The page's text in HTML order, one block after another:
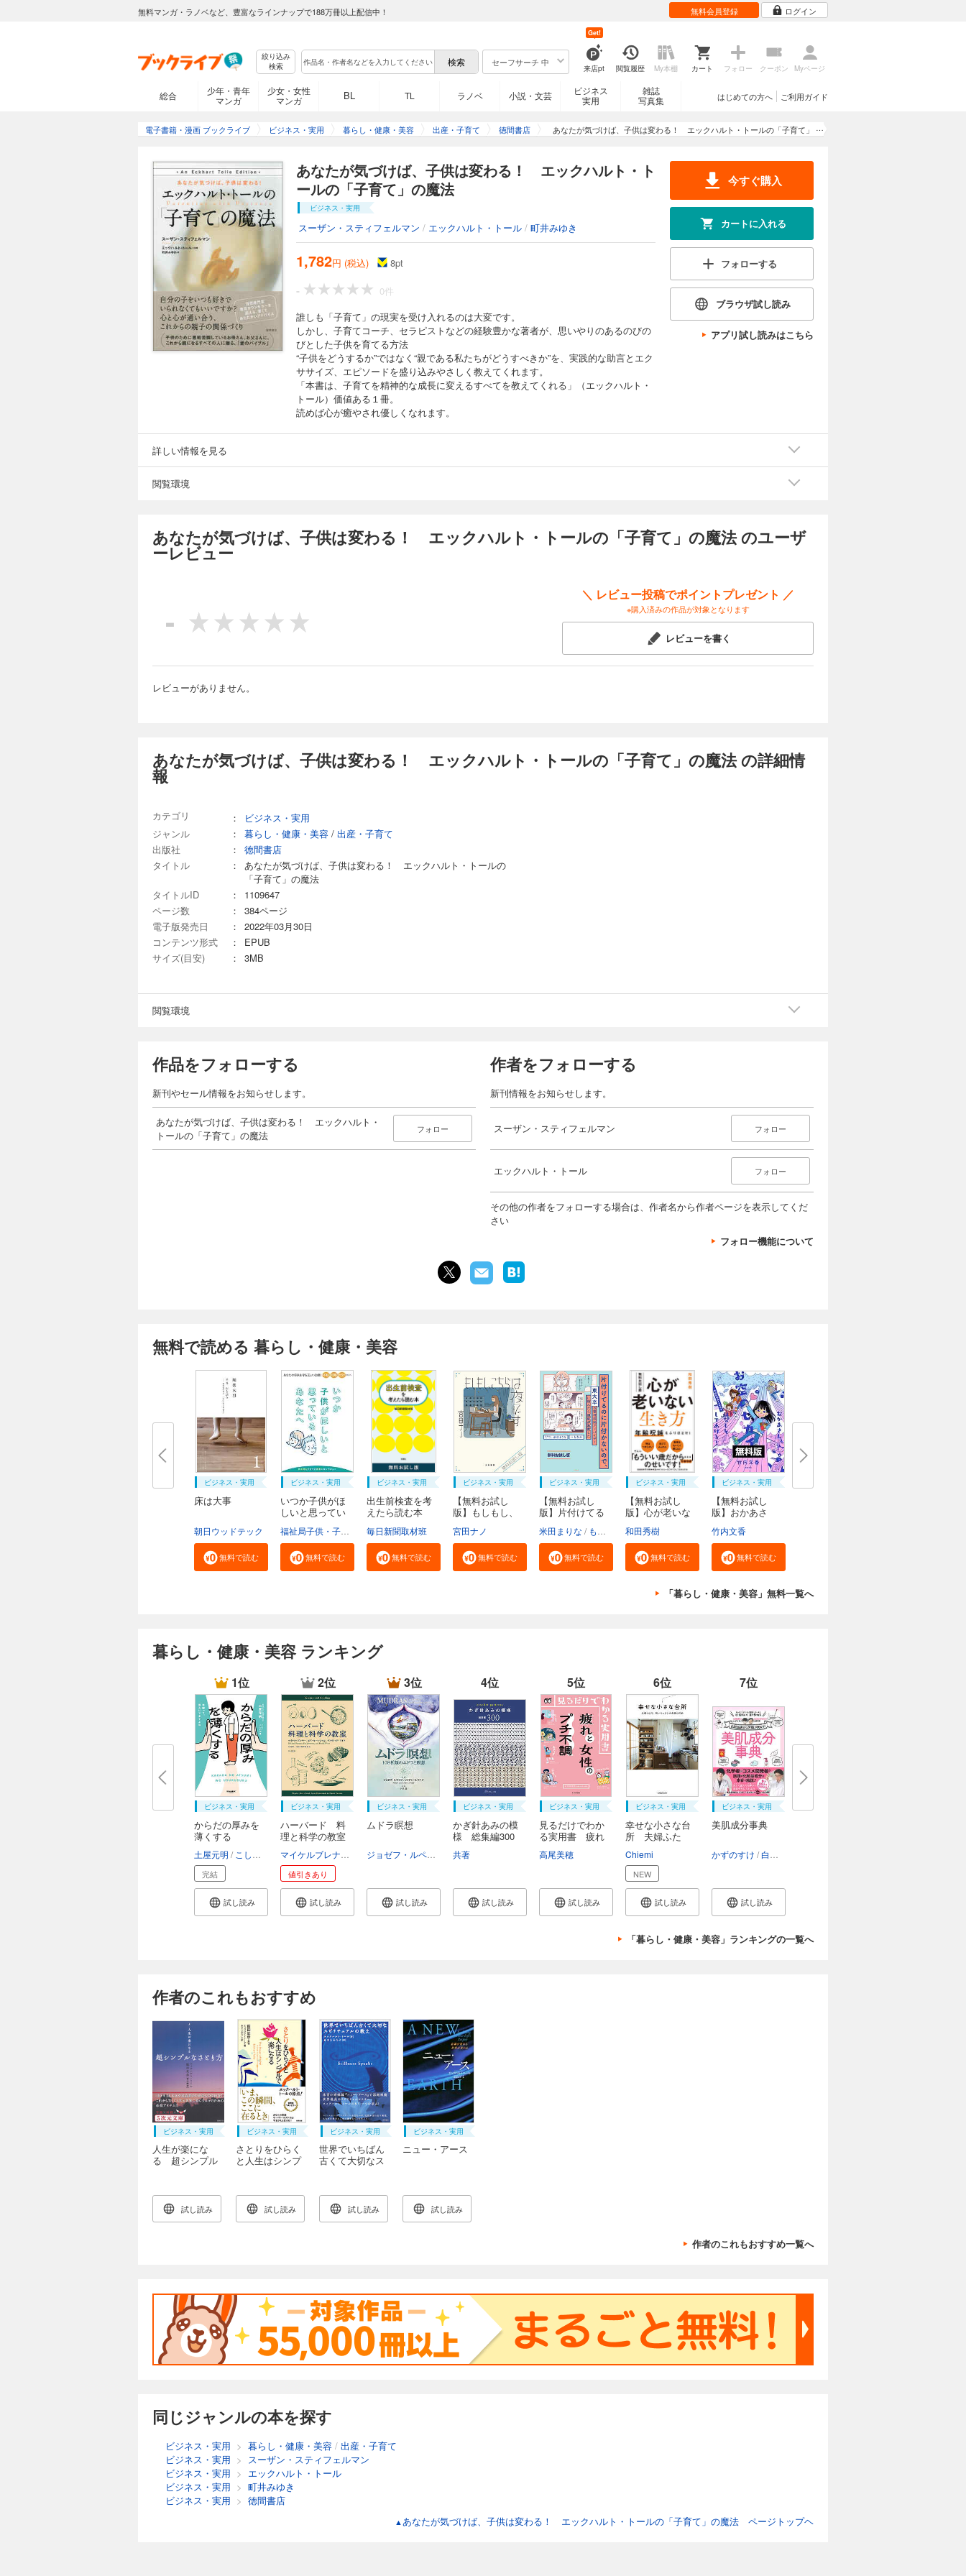
無料マンガ・ラノベなど、豊富なラインナップで188万冊以上配信中！ 無料会員登録 ログイン
絞り込み
検索
セーフサーチ 中
来店pt
Get!
閲覧履歴 My本棚 カート フォロー クーポン Myページ
総合
少年・青年
マンガ
少女・女性
マンガ
BL TL ラノベ 小説・文芸
ビジネス
実用
雑誌
写真集
ご利用ガイド
はじめての方へ
電子書籍・漫画 ブックライブ ビジネス・実用 暮らし・健康・美容 出産・子育て 徳間書店
あなたが気づけば、子供は変わる！ エックハルト・トールの「子育て」
あなたが気づけば、子供は変わる！ エックハルト・ト
ールの「子育て」の魔法
ビジネス・実用
スーザン・スティフェルマン / エックハルト・トール / 町井みゆき
1,782円 (税込) 8pt
-
0件
誰しも「子育て」の現実を受け入れるのは大変です。
しかし、子育てコーチ、セラピストなどの経験豊かな著者が、思いやりのあるのびの
びとした子供を育てる方法
“子供をどうするか”ではなく“親である私たちがどうすべきか”を、実践的な助言とエク
ササイズ、エピソードを盛り込みやさしく教えてくれます。
「本書は、子育てを精神的な成長に変えるすべてを教えてくれる」（エックハルト・
トール）価値ある１冊。
読めば心が癒やされ優しくなれます。
今すぐ購入
カートに入れる
フォローする
ブラウザ試し読み
アプリ試し読みはこちら
詳しい情報を見る
閲覧環境
あなたが気づけば、子供は変わる！ エックハルト・トールの「子育て」の魔法 のユーザ
ーレビュー
-
＼ レビュー投稿でポイントプレゼント ／
※購入済みの作品が対象となります
レビューを書く
レビューがありません。
あなたが気づけば、子供は変わる！ エックハルト・トールの「子育て」の魔法 の詳細情
報
カテゴリ ：
ビジネス・実用
ジャンル
： 暮らし・健康・美容 / 出産・子育て
出版社
：
徳間書店
タイトル
：
あなたが気づけば、子供は変わる！ エックハルト・トールの
「子育て」の魔法
タイトルID
：
1109647
ページ数
：
384ページ
電子版発売日
：
2022年03月30日
コンテンツ形式
：
EPUB
サイズ(目安)
： 3MB
閲覧環境
作品をフォローする
新刊やセール情報をお知らせします。
あなたが気づけば、子供は変わる！ エックハルト・
トールの「子育て」の魔法
フォロー
作者をフォローする
新刊情報をお知らせします。
スーザン・スティフェルマン フォロー
エックハルト・トール フォロー
その他の作者をフォローする場合は、作者名から作者ページを表示してくだ
さい
フォロー機能について
無料で読める 暮らし・健康・美容
ビジネス・実用
床は大事
朝日ウッドテック
無料で読む
ビジネス・実用
いつか子供がほ
しいと思ってい
東京都
無料で読む
ビジネス・実用
出生前検査を考
えたら読む本
毎日新聞取材班
無料で読む
ビジネス・実用
【無料お試し
版】もしもし、
宮田ナノ
無料で読む
ビジネス・実用
【無料お試し
版】片付けてる
米田まりな もなか
無料で読む
ビジネス・実用
【無料お試し
版】心が老いな
和田秀樹
無料で読む
ビジネス・実用
【無料お試し
版】おかあさ
竹内文香
無料で読む
「暮らし・健康・美容」無料一覧へ
暮らし・健康・美容 ランキング
1位
ビジネス・実用
からだの厚みを
薄くする
土屋元明 こしいみほ
完結
試し読み
2位
ビジネス・実用
ハーバード 料
理と科学の教室
ピアセーレンセン デイヴィッドワイツ 石川伸一 和田侑子
値引きあり
試し読み
3位
ビジネス・実用
ムドラ瞑想
リリアン・ルペイジ 小浜杳
試し読み
4位
ビジネス・実用
かぎ針あみの模
様 総集編300
共著
試し読み
5位
ビジネス・実用
見るだけでわか
る実用書 疲れ
高尾美穂
試し読み
6位
ビジネス・実用
幸せな小さな台
所 夫婦ふた
Chiemi
NEW
試し読み
7位
ビジネス・実用
美肌成分事典
かずのすけ 白野実
試し読み
「暮らし・健康・美容」ランキングの一覧へ
作者のこれもおすすめ
ビジネス・実用
人生が楽にな
る 超シンプル
試し読み
ビジネス・実用
さとりをひらく
と人生はシンプ
試し読み
ビジネス・実用
世界でいちばん
古くて大切なス
試し読み
ビジネス・実用
ニュー・アース
試し読み
作者のこれもおすすめ一覧へ
同じジャンルの本を探す
ビジネス・実用 > 暮らし・健康・美容 / 出産・子育て
ビジネス・実用 >
スーザン・スティフェルマン
ビジネス・実用 > エックハルト・トール
ビジネス・実用 > 町井みゆき
ビジネス・実用 > 徳間書店
▲ あなたが気づけば、子供は変わる！ エックハルト・トールの「子育て」の魔法 ページトップヘ